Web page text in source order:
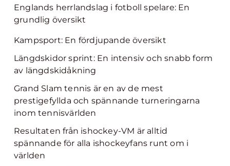
Englands herrlandslag i fotboll spelare: En
grundlig översikt
Kampsport: En fördjupande översikt
Längdskidor sprint: En intensiv och snabb form
av längdskidåkning
Grand Slam tennis är en av de mest
prestigefyllda och spännande turneringarna
inom tennisvärlden
Resultaten från ishockey-VM är alltid
spännande för alla ishockeyfans runt om i
världen